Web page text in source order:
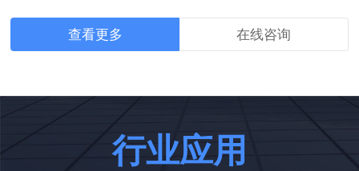
查看更多 在线咨询
行业应用